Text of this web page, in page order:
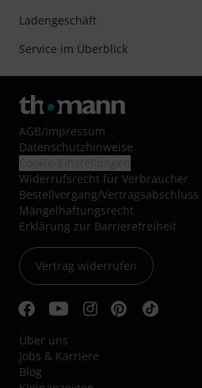
Ladengeschäft
Service im Überblick
AGB/Impressum
Datenschutzhinweise
Widerrufsrecht für Verbraucher
Bestellvorgang/Vertragsabschluss
Mängelhaftungsrecht
Erklärung zur Barrierefreiheit
Vertrag widerrufen
Über uns
Jobs & Karriere
Blog